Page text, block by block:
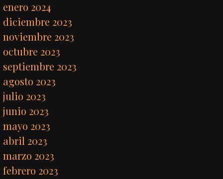
enero 2024
diciembre 2023
noviembre 2023
octubre 2023
septiembre 2023
agosto 2023
julio 2023
junio 2023
mayo 2023
abril 2023
marzo 2023
febrero 2023